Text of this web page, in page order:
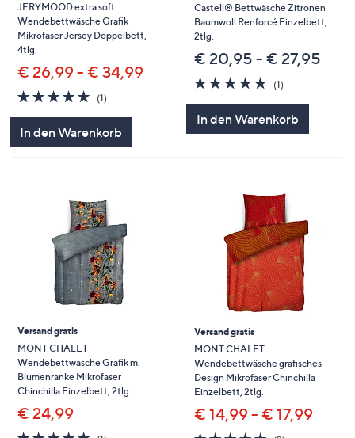
JERYMOOD extra soft
Wendebettwäsche Grafik
Mikrofaser Jersey Doppelbett,
4tlg.
€ 26,99 - € 34,99
5.0
von
(1)1
In den Warenkorb
Castell® Bettwäsche Zitronen
Baumwoll Renforcé Einzelbett,
2tlg.
€ 20,95 - € 27,95
5.0
von
(1)1
In den Warenkorb
Versand gratis
MONT CHALET
Wendebettwäsche Grafik m.
Blumenranke Mikrofaser
Chinchilla Einzelbett, 2tlg.
€ 24,99
5.01
Versand gratis
MONT CHALET
Wendebettwäsche grafisches
Design Mikrofaser Chinchilla
Einzelbett, 2tlg.
€ 14,99 - € 17,99
5.0